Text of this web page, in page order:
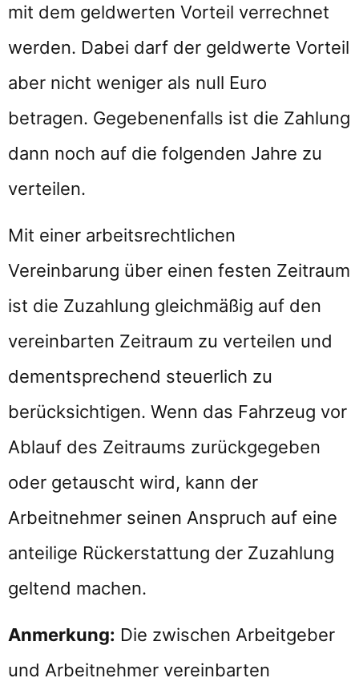
mit dem geldwerten Vorteil verrechnet
werden. Dabei darf der geldwerte Vorteil
aber nicht weniger als null Euro
betragen. Gegebenenfalls ist die Zahlung
dann noch auf die folgenden Jahre zu
verteilen.
Mit einer arbeitsrechtlichen
Vereinbarung über einen festen Zeitraum
ist die Zuzahlung gleichmäßig auf den
vereinbarten Zeitraum zu verteilen und
dementsprechend steuerlich zu
berücksichtigen. Wenn das Fahrzeug vor
Ablauf des Zeitraums zurückgegeben
oder getauscht wird, kann der
Arbeitnehmer seinen Anspruch auf eine
anteilige Rückerstattung der Zuzahlung
geltend machen.
Anmerkung: Die zwischen Arbeitgeber
und Arbeitnehmer vereinbarten